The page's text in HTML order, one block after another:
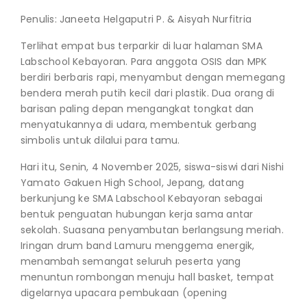
Penulis: Janeeta Helgaputri P. & Aisyah Nurfitria
Terlihat empat bus terparkir di luar halaman SMA
Labschool Kebayoran. Para anggota OSIS dan MPK
berdiri berbaris rapi, menyambut dengan memegang
bendera merah putih kecil dari plastik. Dua orang di
barisan paling depan mengangkat tongkat dan
menyatukannya di udara, membentuk gerbang
simbolis untuk dilalui para tamu.
Hari itu, Senin, 4 November 2025, siswa-siswi dari Nishi
Yamato Gakuen High School, Jepang, datang
berkunjung ke SMA Labschool Kebayoran sebagai
bentuk penguatan hubungan kerja sama antar
sekolah. Suasana penyambutan berlangsung meriah.
Iringan drum band Lamuru menggema energik,
menambah semangat seluruh peserta yang
menuntun rombongan menuju hall basket, tempat
digelarnya upacara pembukaan (opening